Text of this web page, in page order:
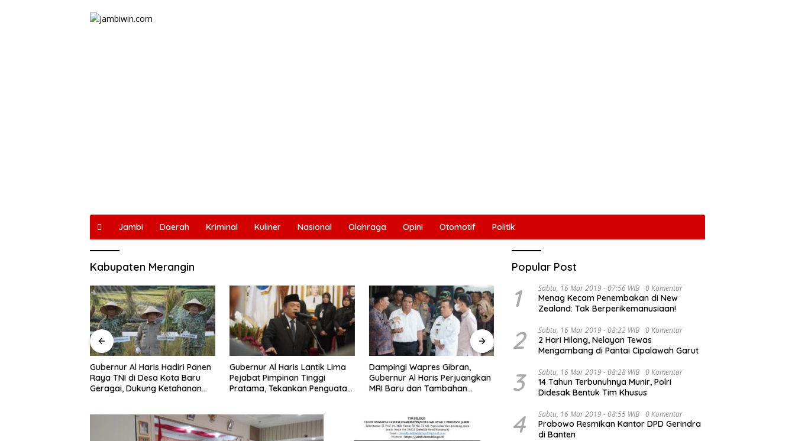
Jambi Daerah Kriminal Kuliner Nasional Olahraga Opini Otomotif Politik
Kabupaten Merangin
Gubernur Al Haris Lantik Lima
Pejabat Pimpinan Tinggi
Pratama, Tekankan Penguatan
Dampingi Wapres Gibran,
Gubernur Al Haris Perjuangkan
MRI Baru dan Tambahan
Gubernur Al Haris Jawab
Pandangan Umum Fraksi
DPRD: Komitmen Perkuat Tata
Bantah Isu Raibnya Uang
Rakyat Rp1,5 Triliun, Kadis
Kominfo Jambi Ariansyah : Itu
Hoaks dan Akumulasi Temuan
Lintas Gubernur Sejak 2002
Bupati Merangin: Kirab Budaya
Nasional PKJM Luar Biasa
Popular Post
1 Sabtu, 16 Mar 2019 - 07:56 WIB 0 Komentar
Menag Kecam Penembakan di New
Zealand: Tak Berperikemanusiaan!
2 Sabtu, 16 Mar 2019 - 08:22 WIB 0 Komentar
2 Hari Hilang, Nelayan Tewas
Mengambang di Pantai Cipalawah Garut
3 Sabtu, 16 Mar 2019 - 08:28 WIB 0 Komentar
14 Tahun Terbunuhnya Munir, Polri
Didesak Bentuk Tim Khusus
4 Sabtu, 16 Mar 2019 - 08:55 WIB 0 Komentar
Prabowo Resmikan Kantor DPD Gerindra
di Banten